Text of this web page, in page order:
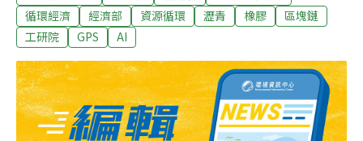
法 放寬營建廢棄物再利用範圍昨（6）日「2022台灣循環
經濟週跨部會記者會」上，經濟部、環保署、農委會、內
政部、工程會等單位齊聚分享循環經濟推動成果。內政部
主任秘書張琬宜表示，營建署正在修訂「營建廢棄物再利
用管理辦法」，將放寬營建廢棄物再利用範圍。常用來作
為房間隔板的石膏板、矽酸鈣板，過去只有裁切掉的廢邊
角料才會進入再利用製程。新辦法修訂後，建物拆除揀出
循環經濟
經濟部 資源循環 瀝青 橡膠
區塊鏈
工研院
GPS AI